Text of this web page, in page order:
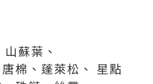
蘇葉、
棉、蓬萊松、 星點